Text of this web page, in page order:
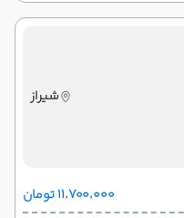
شیراز
۱۱٬۷۰۰٬۰۰۰ تومان